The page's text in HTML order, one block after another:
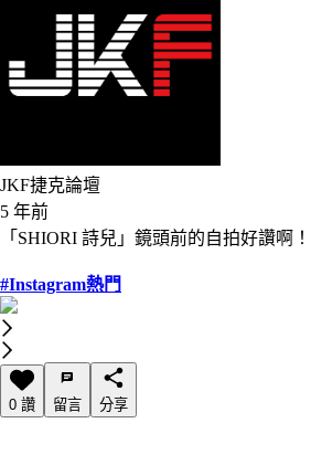
JKF捷克論壇
5 年前
「SHIORI 詩兒」鏡頭前的自拍好讚啊！
#Instagram熱門
0 讚 留言 分享